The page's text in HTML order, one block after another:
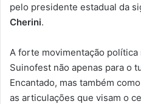
pelo presidente estadual da
Cherini.
A forte movimentação
Suinofest não apenas para o
Encantado, mas também
as articulações que visam o